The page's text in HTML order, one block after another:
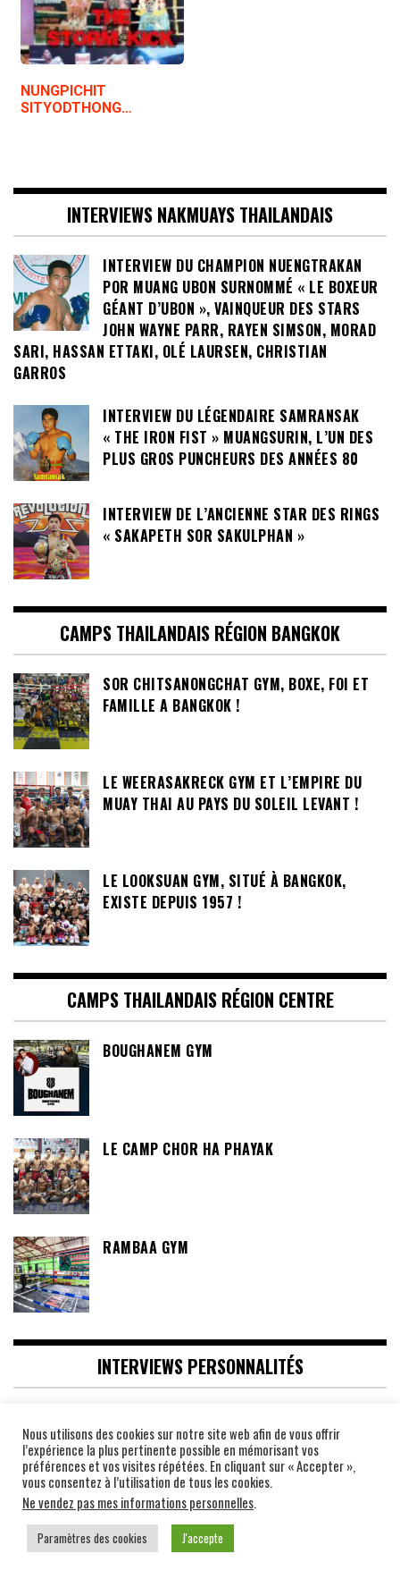
NUNGPICHIT
SITYODTHONG…
INTERVIEWS NAKMUAYS THAILANDAIS
INTERVIEW DU CHAMPION NUENGTRAKAN
POR MUANG UBON SURNOMMÉ « LE BOXEUR
GÉANT D’UBON », VAINQUEUR DES STARS
JOHN WAYNE PARR, RAYEN SIMSON, MORAD
SARI, HASSAN ETTAKI, OLÉ LAURSEN, CHRISTIAN
GARROS
INTERVIEW DU LÉGENDAIRE SAMRANSAK
« THE IRON FIST » MUANGSURIN, L’UN DES
PLUS GROS PUNCHEURS DES ANNÉES 80
INTERVIEW DE L’ANCIENNE STAR DES RINGS
« SAKAPETH SOR SAKULPHAN »
CAMPS THAILANDAIS RÉGION BANGKOK
SOR CHITSANONGCHAT GYM, BOXE, FOI ET
FAMILLE A BANGKOK !
LE WEERASAKRECK GYM ET L’EMPIRE DU
MUAY THAI AU PAYS DU SOLEIL LEVANT !
LE LOOKSUAN GYM, SITUÉ À BANGKOK,
EXISTE DEPUIS 1957 !
CAMPS THAILANDAIS RÉGION CENTRE
BOUGHANEM GYM
LE CAMP CHOR HA PHAYAK
RAMBAA GYM
INTERVIEWS PERSONNALITÉS
DOUBLE VIE DE RAPHAËL BLAREAU ALIAS
BLABLAREAU AU LABO
MATT LUCAS, BOXEUR, ENTRAÎNEUR,
MANAGER, JOURNALISTE, COMMENTATEUR
SPORTIF, AUTEUR DE LA BIBLE DU MUAY
Nous utilisons des cookies sur notre site web afin de vous offrir
l’expérience la plus pertinente possible en mémorisant vos
préférences et vos visites répétées. En cliquant sur « Accepter »,
vous consentez à l’utilisation de tous les cookies.
Ne vendez pas mes informations personnelles.
Paramètres des cookies J'accepte